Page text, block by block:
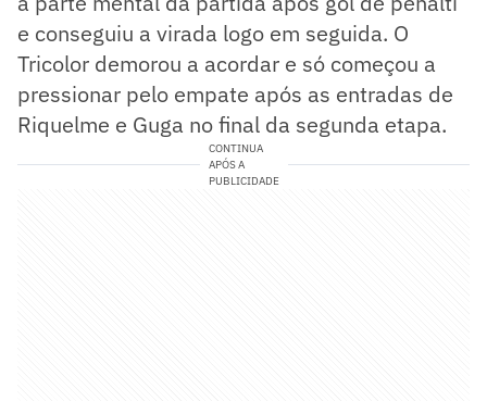
e conseguiu a virada logo em seguida. O
Tricolor demorou a acordar e só começou a
pressionar pelo empate após as entradas de
Riquelme e Guga no final da segunda etapa.
CONTINUA
APÓS A
PUBLICIDADE